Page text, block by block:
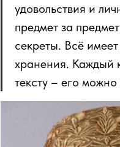
удовольствия и
предмет за
секреты. Всё
хранения. Каждый
тексту – его